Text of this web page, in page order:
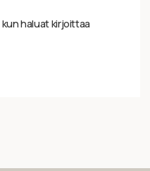
kun haluat kirjoittaa